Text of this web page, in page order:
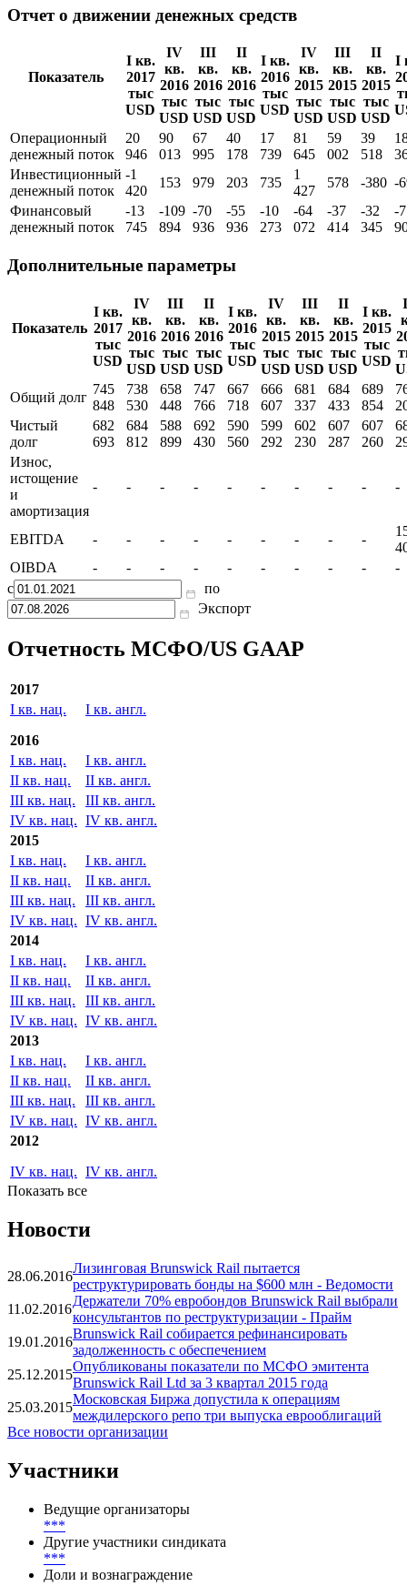
Отчет о движении денежных средств
Показатель
I кв.
2017
тыс
USD
IV
кв.
2016
тыс
USD
III
кв.
2016
тыс
USD
II
кв.
2016
тыс
USD
I кв.
2016
тыс
USD
IV
кв.
2015
тыс
USD
III
кв.
2015
тыс
USD
II
кв.
2015
тыс
USD
I
Операционный
денежный поток
20
946
90
013
67
995
40
178
17
739
81
645
59
002
39
518
Инвестиционный
денежный поток
-1
420
153 979 203 735
1
427
578 -380 -
Финансовый
денежный поток
-13
745
-109
894
-70
936
-55
936
-10
273
-64
072
-37
414
-32
345
-7
Дополнительные параметры
Показатель
I кв.
2017
тыс
USD
IV
кв.
2016
тыс
USD
III
кв.
2016
тыс
USD
II
кв.
2016
тыс
USD
I кв.
2016
тыс
USD
IV
кв.
2015
тыс
USD
III
кв.
2015
тыс
USD
II
кв.
2015
тыс
USD
I кв.
2015
тыс
USD
Общий долг
745
848
738
530
658
448
747
766
667
718
666
607
681
337
684
433
689
854
Чистый
долг
682
693
684
812
588
899
692
430
590
560
599
292
602
230
607
287
607
260
Износ,
истощение
и
амортизация
- - - - - - - - - -
EBITDA - - - - - - - - -
OIBDA
- - - - - - - - -
-
с
по
Экспорт
Отчетность МСФО/US GAAP
2017
I кв. нац.
I кв. англ.
2016
I кв. нац.
I кв. англ.
II кв. нац.
II кв. англ.
III кв. нац.
III кв. англ.
IV кв. нац. IV кв. англ.
2015
I кв. нац.
I кв. англ.
II кв. нац.
II кв. англ.
III кв. нац.
III кв. англ.
IV кв. нац. IV кв. англ.
2014
I кв. нац.
I кв. англ.
II кв. нац.
II кв. англ.
III кв. нац.
III кв. англ.
IV кв. нац. IV кв. англ.
2013
I кв. нац.
I кв. англ.
II кв. нац.
II кв. англ.
III кв. нац.
III кв. англ.
IV кв. нац. IV кв. англ.
2012
IV кв. нац. IV кв. англ.
Показать все
Новости
28.06.2016
Лизинговая Brunswick Rail пытается
реструктурировать бонды на $600 млн - Ведомости
11.02.2016
Держатели 70% евробондов Brunswick Rail выбрали
консультантов по реструктуризации - Прайм
19.01.2016
Brunswick Rail собирается рефинансировать
задолженность с обеспечением
25.12.2015
Опубликованы показатели по МСФО эмитента
Brunswick Rail Ltd за 3 квартал 2015 года
25.03.2015
Московская Биржа допустила к операциям
междилерского репо три выпуска еврооблигаций
Все новости организации
Участники
Ведущие организаторы
***
Другие участники синдиката
***
Доли и вознаграждение